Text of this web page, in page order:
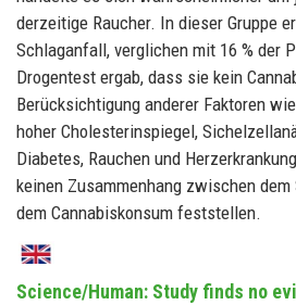
derzeitige Raucher. In dieser Gruppe
Schlaganfall, verglichen mit 16 % der
Drogentest ergab, dass sie kein
Berücksichtigung anderer Faktoren
hoher Cholesterinspiegel,
Diabetes, Rauchen und
keinen Zusammenhang zwischen
dem Cannabiskonsum feststellen.
Science/Human: Study finds no